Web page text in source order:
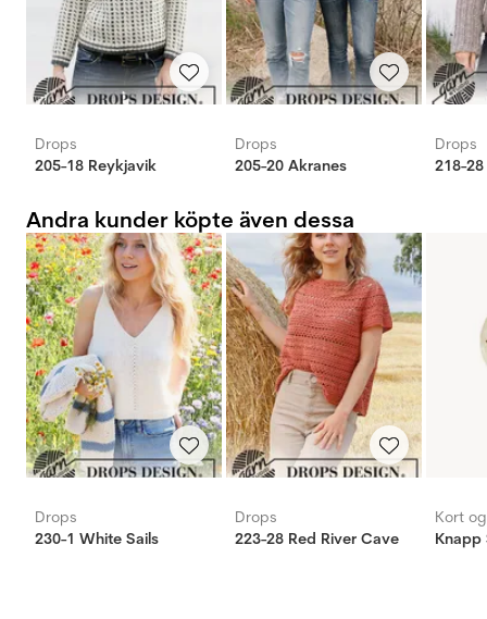
Drops
205-18 Reykjavik
Drops
205-20 Akranes
Drops
218-
Andra kunder köpte även dessa
Drops
230-1 White Sails
Drops
223-28 Red River Cave
Kort
Knapp